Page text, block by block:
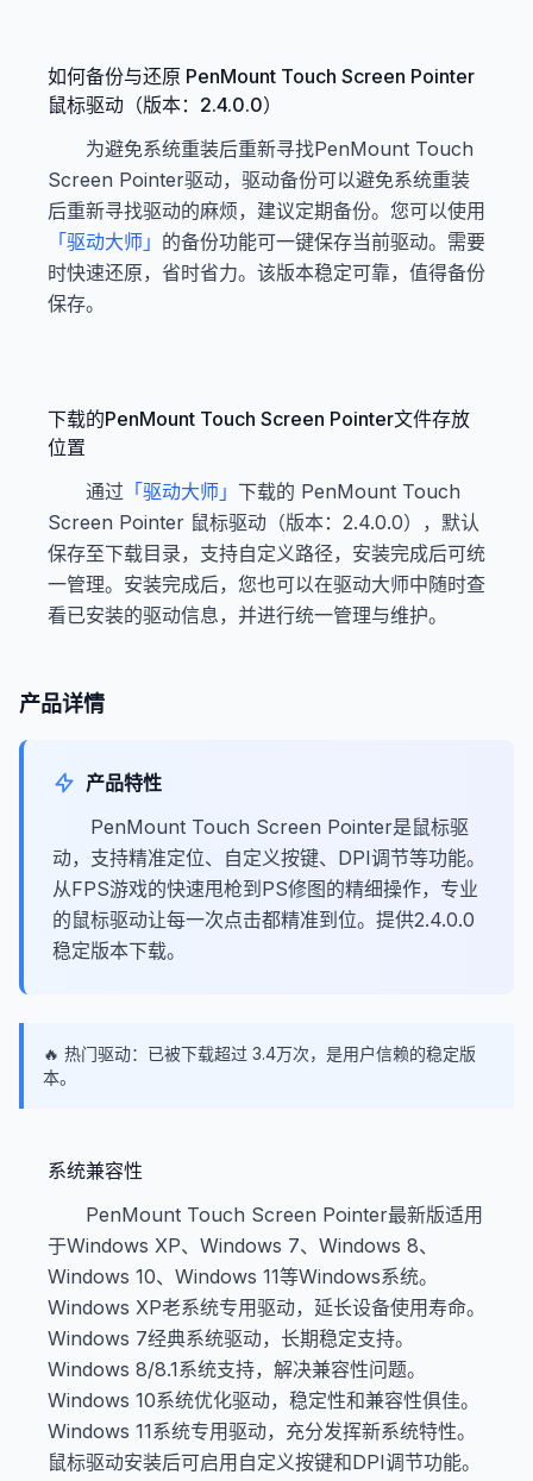
如何备份与还原 PenMount Touch Screen Pointer
鼠标驱动（版本：2.4.0.0）
为避免系统重装后重新寻找PenMount Touch
Screen Pointer驱动，驱动备份可以避免系统重装
后重新寻找驱动的麻烦，建议定期备份。您可以使用
「驱动大师」 的备份功能可一键保存当前驱动。需要
时快速还原，省时省力。该版本稳定可靠，值得备份
保存。
下载的PenMount Touch Screen Pointer文件存放
位置
通过 「驱动大师」 下载的 PenMount Touch
Screen Pointer 鼠标驱动（版本：2.4.0.0），默认
保存至下载目录，支持自定义路径，安装完成后可统
一管理。安装完成后，您也可以在驱动大师中随时查
看已安装的驱动信息，并进行统一管理与维护。
产品详情
产品特性
PenMount Touch Screen Pointer是鼠标驱
动，支持精准定位、自定义按键、DPI调节等功能。
从FPS游戏的快速甩枪到PS修图的精细操作，专业
的鼠标驱动让每一次点击都精准到位。提供2.4.0.0
稳定版本下载。
🔥 热门驱动：已被下载超过 3.4万次，是用户信赖的稳定版
本。
系统兼容性
PenMount Touch Screen Pointer最新版适用
于Windows XP、Windows 7、Windows 8、
Windows 10、Windows 11等Windows系统。
Windows XP老系统专用驱动，延长设备使用寿命。
Windows 7经典系统驱动，长期稳定支持。
Windows 8/8.1系统支持，解决兼容性问题。
Windows 10系统优化驱动，稳定性和兼容性俱佳。
Windows 11系统专用驱动，充分发挥新系统特性。
鼠标驱动安装后可启用自定义按键和DPI调节功能。